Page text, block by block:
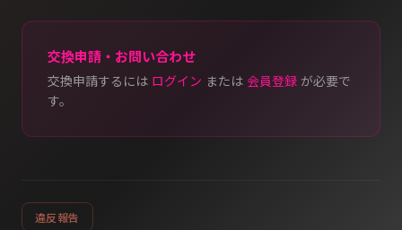
交換申請・お問い合わせ
交換申請するには ログイン または 会員登録 が必要で
す。
違反報告